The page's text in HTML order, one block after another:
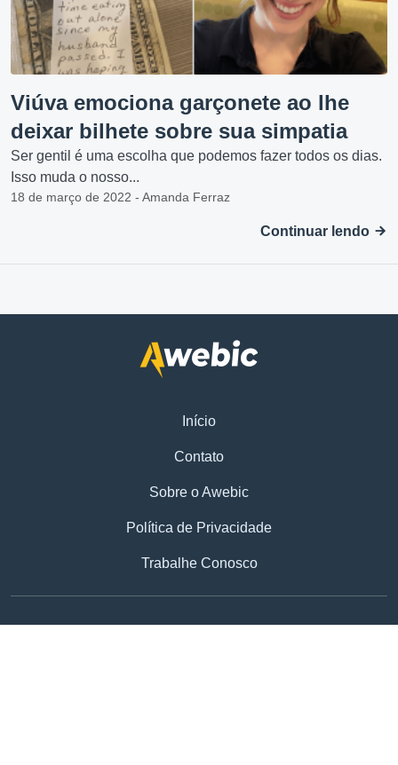
Viúva emociona garçonete ao lhe
deixar bilhete sobre sua simpatia
Ser gentil é uma escolha que podemos fazer todos os dias.
Isso muda o nosso...
18 de março de 2022 - Amanda Ferraz
Continuar lendo
Início
Contato
Sobre o Awebic
Política de Privacidade
Trabalhe Conosco